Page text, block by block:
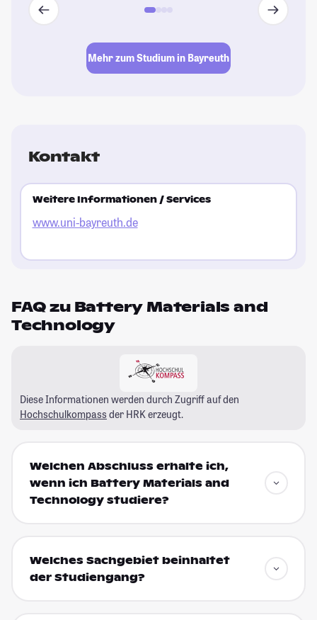
Mehr zum Studium in Bayreuth
Kontakt
Weitere Informationen / Services
www.uni-bayreuth.de
FAQ zu Battery Materials and
Technology
Diese Informationen werden durch Zugriff auf den
Hochschulkompass der HRK erzeugt.
Welchen Abschluss erhalte ich,
wenn ich Battery Materials and
Technology studiere?
Welches Sachgebiet beinhaltet
der Studiengang?